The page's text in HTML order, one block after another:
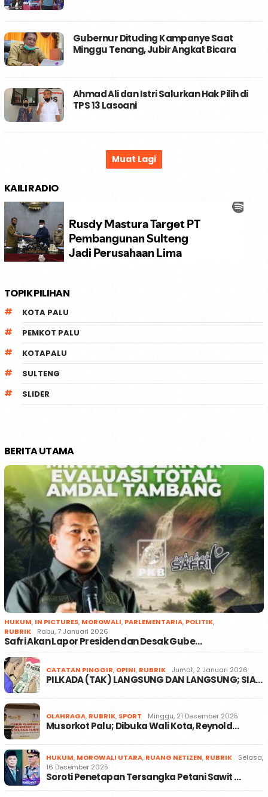
Gubernur Dituding Kampanye Saat
Minggu Tenang, Jubir Angkat Bicara
Ahmad Ali dan Istri Salurkan Hak Pilih di
TPS 13 Lasoani
KAILI RADIO
TOPIK PILIHAN
KOTA PALU
PEMKOT PALU
KOTAPALU
SULTENG
SLIDER
BERITA UTAMA
HUKUM, IN PICTURES, MOROWALI, PARLEMENTARIA, POLITIK,
RUBRIK
Rabu, 7 Januari 2026
Safri Akan Lapor Presiden dan Desak Gube…
CATATAN PINGGIR, OPINI, RUBRIK Jumat, 2 Januari 2026
PILKADA (TAK) LANGSUNG DAN LANGSUNG; SIA…
OLAHRAGA, RUBRIK, SPORT Minggu, 21 Desember 2025
Musorkot Palu; Dibuka Wali Kota, Reynold…
HUKUM, MOROWALI UTARA, RUANG NETIZEN, RUBRIK
Selasa,
16 Desember 2025
Soroti Penetapan Tersangka Petani Sawit …